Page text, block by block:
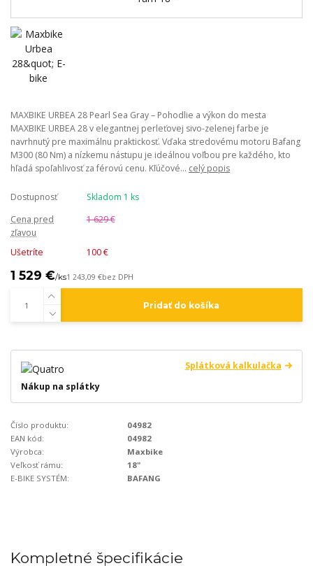
MAXBIKE URBEA 28 Pearl Sea Gray – Pohodlie a výkon do mesta
MAXBIKE URBEA 28 v elegantnej perleťovej sivo-zelenej farbe je
navrhnutý pre maximálnu praktickosť. Vďaka stredovému motoru Bafang
M300 (80 Nm) a nízkemu nástupu je ideálnou voľbou pre každého, kto
hľadá spoľahlivosť za férovú cenu. Kľúčové... celý popis
Dostupnosť
Skladom 1 ks
Cena pred
zľavou
1 629 €
Ušetríte 100 €
1 529 €/ks1 243,09 €bez DPH
Pridať do košíka
Splátková kalkulačka
Nákup na splátky
Číslo produktu:
04982
EAN kód:
04982
Výrobca:
Maxbike
Veľkosť rámu:
18"
E-BIKE SYSTÉM:
BAFANG
Kompletné špecifikácie